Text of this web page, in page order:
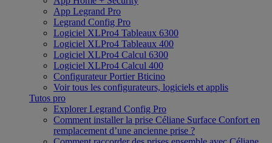
App Legrand Pro
Legrand Config Pro
Logiciel XLPro4 Tableaux 6300
Logiciel XLPro4 Tableaux 400
Logiciel XLPro4 Calcul 6300
Logiciel XLPro4 Calcul 400
Configurateur Portier Bticino
Voir tous les configurateurs, logiciels et applis
Tutos pro
Explorer Legrand Config Pro
Comment installer la prise Céliane Surface Confort en
remplacement d’une ancienne prise ?